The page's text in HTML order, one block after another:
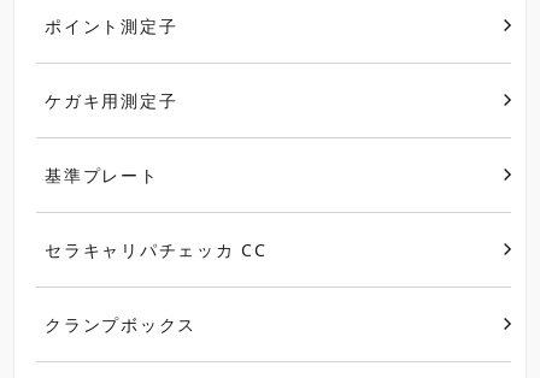
ポイント測定子
ケガキ用測定子
基準プレート
セラキャリパチェッカ CC
クランプボックス